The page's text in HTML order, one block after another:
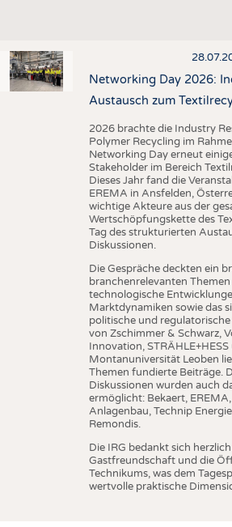
Networking Day 2026:
Austausch zum
2026 brachte die Industry
Polymer Recycling im
Networking Day erneut
Stakeholder im Bereich
Dieses Jahr fand die
EREMA in Ansfelden,
wichtige Akteure aus der
Wertschöpfungskette des
Tag des strukturierten
Diskussionen.
Die Gespräche deckten ein
branchenrelevanten
technologische
Marktdynamiken sowie das
politische und
von Zschimmer & Schwarz,
Innovation,
Montanuniversität Leoben
Themen fundierte Beiträge.
Diskussionen wurden auch
ermöglicht: Bekaert,
Anlagenbau, Technip
Remondis.
Die IRG bedankt sich
Gastfreundschaft und die
Technikums, was dem
wertvolle praktische